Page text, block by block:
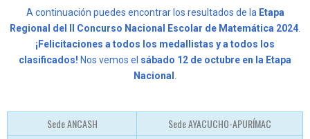
A continuación puedes encontrar los resultados de la Etapa
Regional del II Concurso Nacional Escolar de Matemática 2024.
¡Felicitaciones a todos los medallistas y a todos los
clasificados! Nos vemos el sábado 12 de octubre en la Etapa
Nacional .
Sede ANCASH
Sede AYACUCHO-APURÍMAC